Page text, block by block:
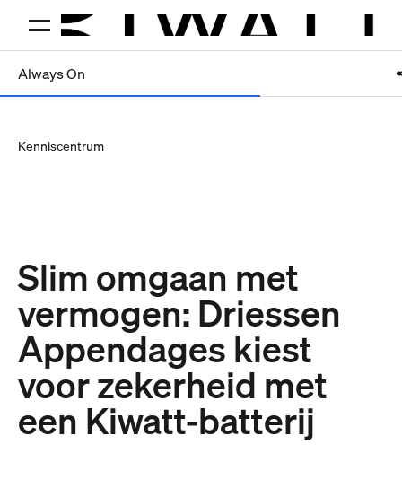
Always On
Kenniscentrum
Slim omgaan met
vermogen: Driessen
Appendages kiest
voor zekerheid met
een Kiwatt-batterij